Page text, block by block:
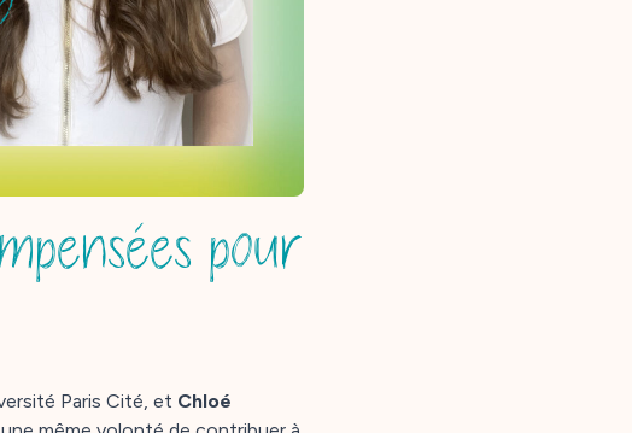
pour
Paris Cité, et Chloé